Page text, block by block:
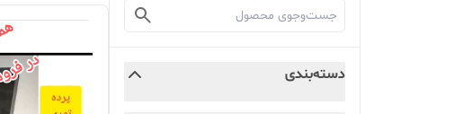
دسته‌بندی